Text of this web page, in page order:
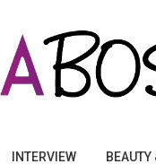
INTERVIEW BEAUTY